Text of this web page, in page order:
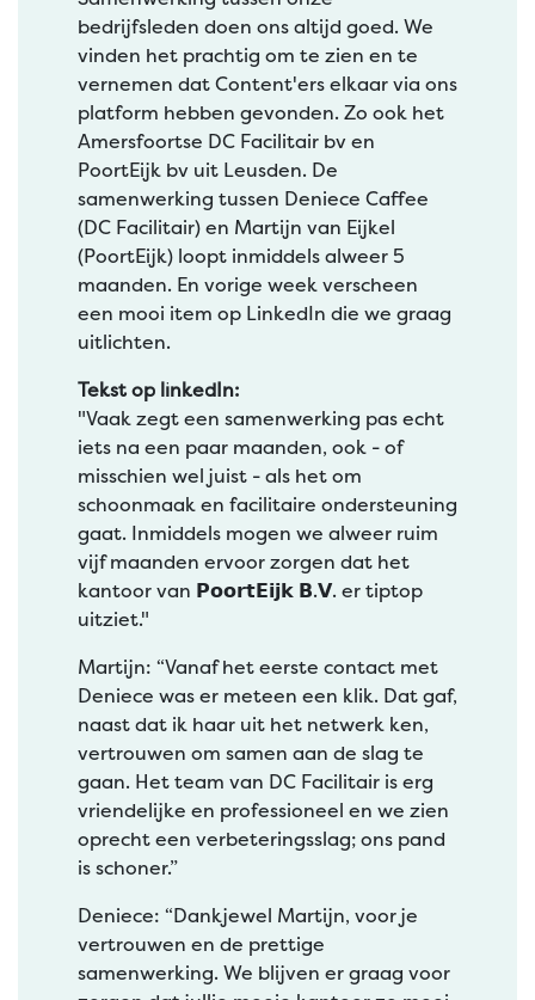
bedrijfsleden doen ons altijd goed. We
vinden het prachtig om te zien en te
vernemen dat Content'ers elkaar via ons
platform hebben gevonden. Zo ook het
Amersfoortse DC Facilitair bv en
PoortEijk bv uit Leusden. De
samenwerking tussen Deniece Caffee
(DC Facilitair) en Martijn van Eijkel
(PoortEijk) loopt inmiddels alweer 5
maanden. En vorige week verscheen
een mooi item op LinkedIn die we graag
uitlichten.
Tekst op linkedIn:
"Vaak zegt een samenwerking pas echt
iets na een paar maanden, ook - of
misschien wel juist - als het om
schoonmaak en facilitaire ondersteuning
gaat. Inmiddels mogen we alweer ruim
vijf maanden ervoor zorgen dat het
kantoor van 𝗣𝗼𝗼𝗿𝘁𝗘𝗶𝗷𝗸 𝗕.𝗩. er tiptop
uitziet."
Martijn: “Vanaf het eerste contact met
Deniece was er meteen een klik. Dat gaf,
naast dat ik haar uit het netwerk ken,
vertrouwen om samen aan de slag te
gaan. Het team van DC Facilitair is erg
vriendelijke en professioneel en we zien
oprecht een verbeteringsslag; ons pand
is schoner.”
Deniece: “Dankjewel Martijn, voor je
vertrouwen en de prettige
samenwerking. We blijven er graag voor